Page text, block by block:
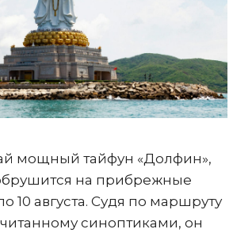
мощный тайфун «Долфин»,
на прибрежные
10 августа. Судя по маршруту
синоптиками, он